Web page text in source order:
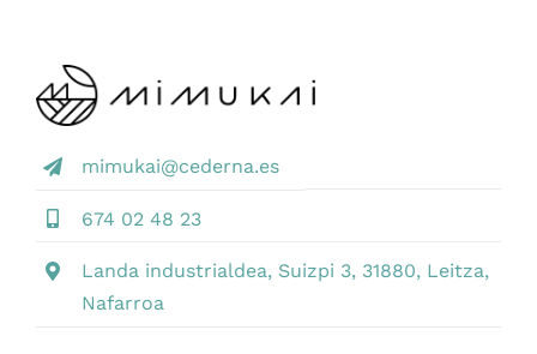
mimukai@cederna.es
674 02 48 23
Landa industrialdea, Suizpi 3, 31880, Leitza,
Nafarroa